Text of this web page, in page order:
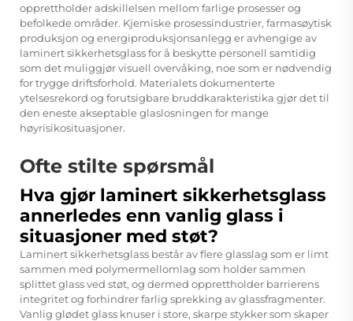
opprettholder adskillelsen mellom farlige prosesser og
befolkede områder. Kjemiske prosessindustrier, farmasøytisk
produksjon og energiproduksjonsanlegg er avhengige av
laminert sikkerhetsglass for å beskytte personell samtidig
som det muliggjør visuell overvåking, noe som er nødvendig
for trygge driftsforhold. Materialets dokumenterte
ytelsesrekord og forutsigbare bruddkarakteristika gjør det til
den eneste akseptable glaslosningen for mange
høyrisikosituasjoner.
Ofte stilte spørsmål
Hva gjør laminert sikkerhetsglass
annerledes enn vanlig glass i
situasjoner med støt?
Laminert sikkerhetsglass består av flere glasslag som er limt
sammen med polymermellomlag som holder sammen
splittet glass ved støt, og dermed opprettholder barrierens
integritet og forhindrer farlig sprekking av glassfragmenter.
Vanlig glødet glass knuser i store, skarpe stykker som skaper